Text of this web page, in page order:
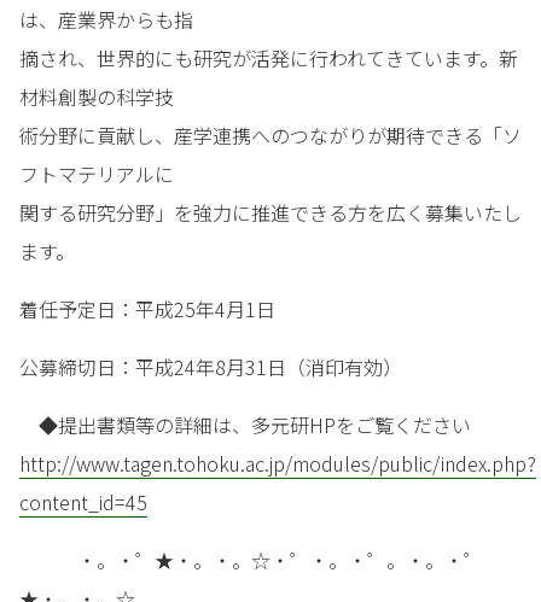
は、産業界からも指
摘され、世界的にも研究が活発に行われてきています。新
材料創製の科学技
術分野に貢献し、産学連携へのつながりが期待できる「ソ
フトマテリアルに
関する研究分野」を強力に推進できる方を広く募集いたし
ます。
着任予定日：平成25年4月1日
公募締切日：平成24年8月31日（消印有効）
◆提出書類等の詳細は、多元研HPをご覧ください
http://www.tagen.tohoku.ac.jp/modules/public/index.php?
content_id=45
・。・゜★・。・。☆・゜・。・゜。・。・゜